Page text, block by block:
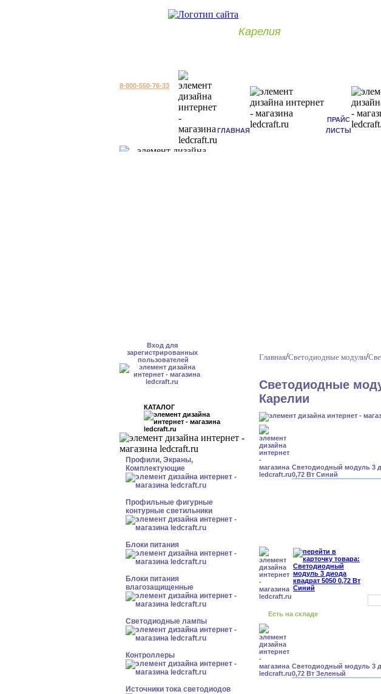
Карелия
8-800-550-76-33
ГЛАВНАЯ
ПРАЙС
ЛИСТЫ
Вход для
зарегистрированных
пользователей
КАТАЛОГ
Профили, Экраны,
Комплектующие
Профильные фигурные
контурные светильники
Блоки питания
Блоки питания
влагозащищенные
Светодиодные лампы
Контроллеры
Источники тока светодиодов
Главная/Светодиодные модули/
Светодиодные
Карелии
Светодиодный модуль 3
0,72 Вт Синий
Есть на складе
Светодиодный модуль 3
0,72 Вт Зеленый